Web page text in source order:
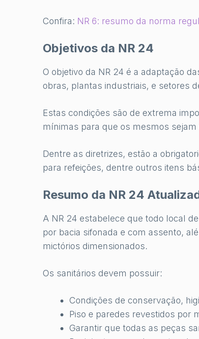
Confira: NR 6: resumo da norma
Objetivos da NR 24
O objetivo da NR 24 é a adaptação
obras, plantas industriais, e setores
Estas condições são de extrema
mínimas para que os mesmos
Dentre as diretrizes, estão a
para refeições, dentre outros itens
Resumo da NR 24
A NR 24 estabelece que todo local
por bacia sifonada e com assento,
mictórios dimensionados.
Os sanitários devem possuir:
Condições de conservação,
Piso e paredes revestidos por
Garantir que todas as peças